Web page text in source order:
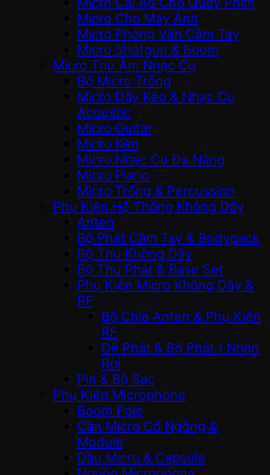
Micro Cho Máy Ảnh
Micro Phỏng Vấn Cầm Tay
Micro Shotgun & Boom
Micro Thu Âm Nhạc Cụ
Bộ Micro Trống
Micro Dây Kéo & Nhạc Cụ
Acoustic
Micro Guitar
Micro Kèn
Micro Nhạc Cụ Đa Năng
Micro Piano
Micro Trống & Percussion
Phụ Kiện Hệ Thống Không Dây
Anten
Bộ Phát Cầm Tay & Bodypack
Bộ Thu Không Dây
Bộ Thu Phát & Base Set
Phụ Kiện Micro Không Dây &
RF
Bộ Chia Anten & Phụ Kiện
RF
Đế Phát & Bộ Phát / Nhận
Rời
Pin & Bộ Sạc
Phụ Kiện Microphone
Boom Pole
Cần Micro Cổ Ngỗng &
Module
Đầu Micro & Capsule